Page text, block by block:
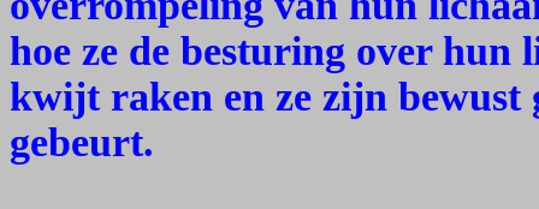
hoe ze de besturing over hun
kwijt raken en ze zijn bewust
gebeurt.